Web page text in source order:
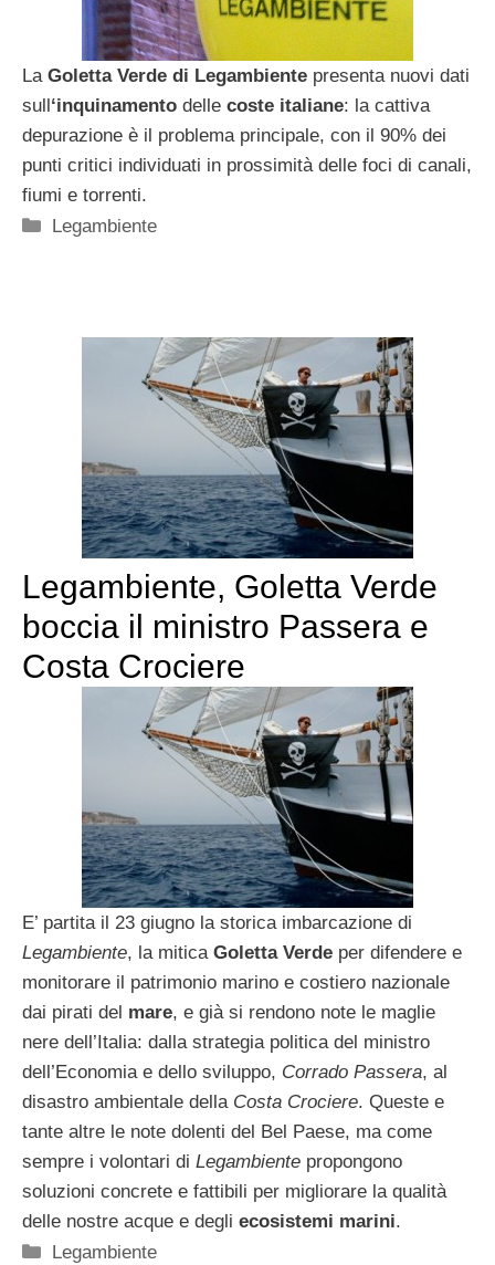
La Goletta Verde di Legambiente presenta nuovi dati
sull ‘inquinamento delle coste italiane: la cattiva
depurazione è il problema principale, con il 90% dei
punti critici individuati in prossimità delle foci di canali,
fiumi e torrenti.
Categorie
Legambiente
Legambiente, Goletta Verde
boccia il ministro Passera e
Costa Crociere
E’ partita il 23 giugno la storica imbarcazione di
Legambiente, la mitica Goletta Verde per difendere e
monitorare il patrimonio marino e costiero nazionale
dai pirati del mare, e già si rendono note le maglie
nere dell’Italia: dalla strategia politica del ministro
dell’Economia e dello sviluppo, Corrado Passera, al
disastro ambientale della Costa Crociere. Queste e
tante altre le note dolenti del Bel Paese, ma come
sempre i volontari di Legambiente propongono
soluzioni concrete e fattibili per migliorare la qualità
delle nostre acque e degli ecosistemi marini.
Categorie
Legambiente